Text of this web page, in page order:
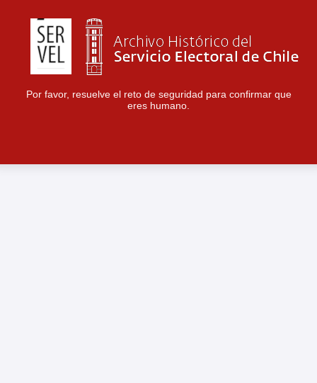
Por favor, resuelve el reto de seguridad para confirmar que
eres humano.